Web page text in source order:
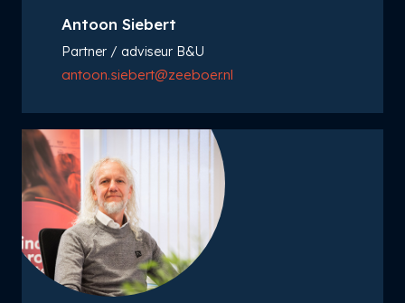
Antoon Siebert
Partner / adviseur B&U
antoon.siebert@zeeboer.nl